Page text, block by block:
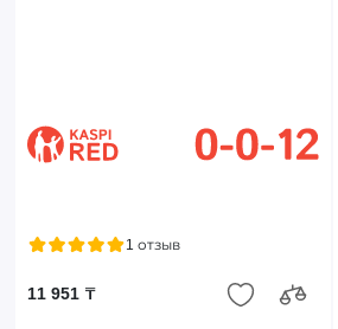
1 отзыв
11 951 ₸